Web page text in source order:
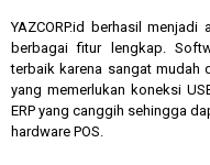
YAZCORP.id berhasil
berbagai fitur lengkap.
terbaik karena sangat mudah
yang memerlukan koneksi
ERP yang canggih sehingga
hardware POS.